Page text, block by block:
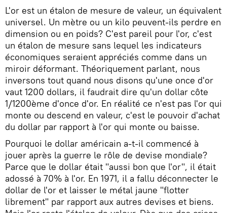
L'or est un étalon de mesure de valeur, un équivalent
universel. Un mètre ou un kilo peuvent-ils perdre en
dimension ou en poids? C'est pareil pour l'or, c'est
un étalon de mesure sans lequel les indicateurs
économiques seraient appréciés comme dans un
miroir déformant. Théoriquement parlant, nous
inversons tout quand nous disons qu'une once d'or
vaut 1200 dollars, il faudrait dire qu'un dollar côte
1/1200ème d'once d'or. En réalité ce n'est pas l'or qui
monte ou descend en valeur, c'est le pouvoir d'achat
du dollar par rapport à l'or qui monte ou baisse.
Pourquoi le dollar américain a-t-il commencé à
jouer après la guerre le rôle de devise mondiale?
Parce que le dollar était "aussi bon que l'or", il était
adossé à 70% à l'or. En 1971, il a fallu déconnecter le
dollar de l'or et laisser le métal jaune "flotter
librement" par rapport aux autres devises et biens.